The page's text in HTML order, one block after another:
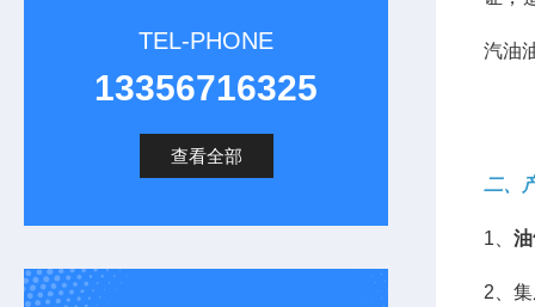
TEL-PHONE
13356716325
查看全部
汽油
二、
1、
2、